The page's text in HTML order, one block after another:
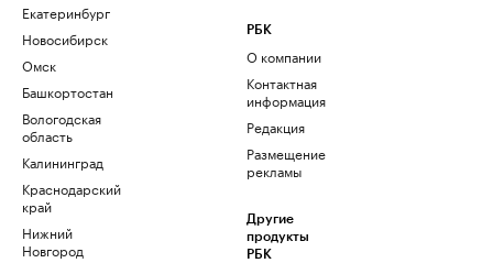
Екатеринбург
Новосибирск
Омск
Башкортостан
Вологодская
область
Калининград
Краснодарский
край
Нижний
Новгород
РБК
О компании
Контактная
информация
Редакция
Размещение
рекламы
Другие
продукты
РБК